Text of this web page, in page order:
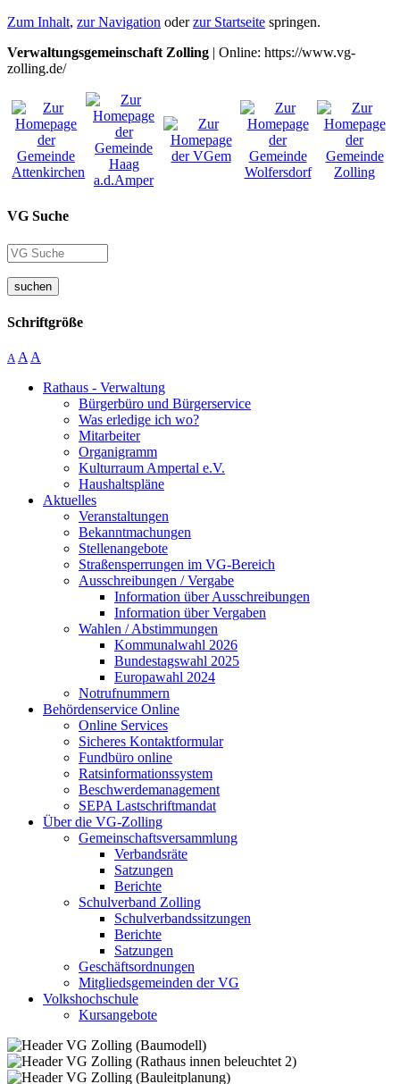
Zum Inhalt, zur Navigation oderzur Startseite springen.
Verwaltungsgemeinschaft Zolling | Online: https://www.vg-
zolling.de/
VG Suche
suchen
Schriftgröße
A A A
Rathaus - Verwaltung
Bürgerbüro und Bürgerservice
Was erledige ich wo?
Mitarbeiter
Organigramm
Kulturraum Ampertal e.V.
Haushaltspläne
Aktuelles
Veranstaltungen
Bekanntmachungen
Stellenangebote
Straßensperrungen im VG-Bereich
Ausschreibungen / Vergabe
Information über Ausschreibungen
Information über Vergaben
Wahlen / Abstimmungen
Kommunalwahl 2026
Bundestagswahl 2025
Europawahl 2024
Notrufnummern
Behördenservice Online
Online Services
Sicheres Kontaktformular
Fundbüro online
Ratsinformationssystem
Beschwerdemanagement
SEPA Lastschriftmandat
Über die VG-Zolling
Gemeinschaftsversammlung
Verbandsräte
Satzungen
Berichte
Schulverband Zolling
Schulverbandssitzungen
Berichte
Satzungen
Geschäftsordnungen
Mitgliedsgemeinden der VG
Volkshochschule
Kursangebote